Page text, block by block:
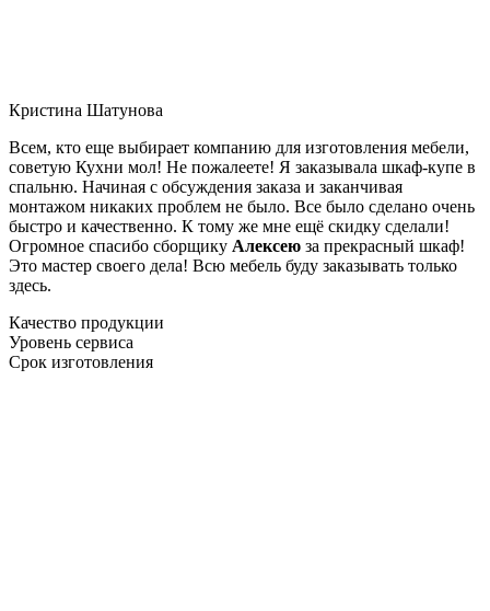
Кристина Шатунова
Всем, кто еще выбирает компанию для изготовления мебели,
советую Кухни мол! Не пожалеете! Я заказывала шкаф-купе в
спальню. Начиная с обсуждения заказа и заканчивая
монтажом никаких проблем не было. Все было сделано очень
быстро и качественно. К тому же мне ещё скидку сделали!
Огромное спасибо сборщику Алексею за прекрасный шкаф!
Это мастер своего дела! Всю мебель буду заказывать только
здесь.
Качество продукции
Уровень сервиса
Срок изготовления